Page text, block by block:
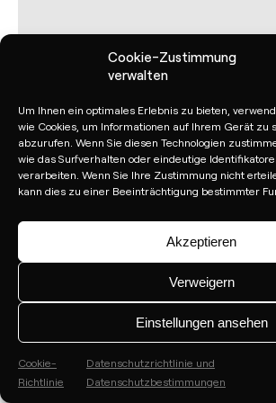
Cookie-Zustimmung
verwalten
Um Ihnen ein optimales Erlebnis zu bieten,
wie Cookies, um Informationen auf Ihrem Gerät zu
abzurufen. Wenn Sie diesen Technologien
wie das Surfverhalten oder eindeutige
verarbeiten. Wenn Sie Ihre Zustimmung nicht
kann dies zu einer Beeinträchtigung bestimmter
Akzeptieren
Verweigern
Einstellungen ansehen
Cookie-
Richtlinie
Datenschutzrichtlinie und
Datenschutzbestimmungen